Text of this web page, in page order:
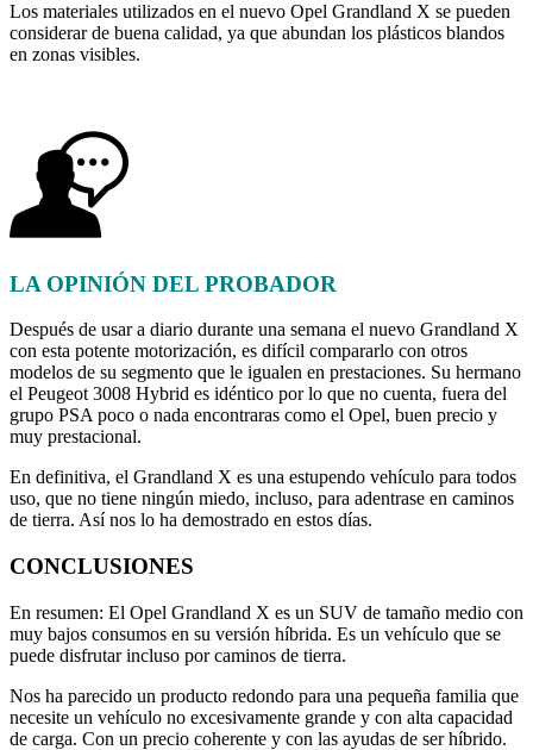
Los materiales utilizados en el nuevo Opel Grandland X se pueden
considerar de buena calidad, ya que abundan los plásticos blandos
en zonas visibles.
LA OPINIÓN DEL PROBADOR
Después de usar a diario durante una semana el nuevo Grandland X
con esta potente motorización, es difícil compararlo con otros
modelos de su segmento que le igualen en prestaciones. Su hermano
el Peugeot 3008 Hybrid es idéntico por lo que no cuenta, fuera del
grupo PSA poco o nada encontraras como el Opel, buen precio y
muy prestacional.
En definitiva, el Grandland X es una estupendo vehículo para todos
uso, que no tiene ningún miedo, incluso, para adentrase en caminos
de tierra. Así nos lo ha demostrado en estos días.
CONCLUSIONES
En resumen: El Opel Grandland X es un SUV de tamaño medio con
muy bajos consumos en su versión híbrida. Es un vehículo que se
puede disfrutar incluso por caminos de tierra.
Nos ha parecido un producto redondo para una pequeña familia que
necesite un vehículo no excesivamente grande y con alta capacidad
de carga. Con un precio coherente y con las ayudas de ser híbrido.